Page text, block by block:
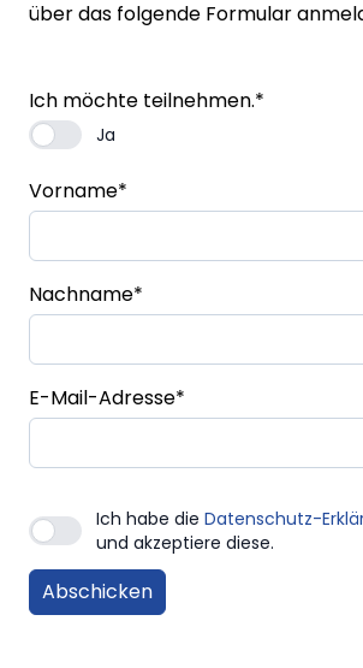
über das folgende Formular
Ich möchte teilnehmen.*
Ja
Vorname*
Nachname*
E-Mail-Adresse*
Ich habe die Datenschutz-
und akzeptiere diese.